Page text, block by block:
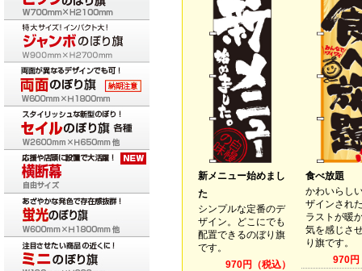
新メニュー始めまし
た
シンプルな定番のデ
ザイン。どこにでも
配置できるのぼり旗
です。
970円（税込）
食べ放題
かわいらし
ザインされ
ラストが暖
気を感じさ
り旗です。
970円